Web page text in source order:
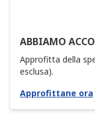
ABBIAMO
Approfitta della
esclusa).
Approfittane ora